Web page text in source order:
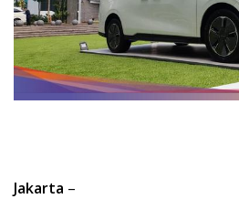
Jakarta –